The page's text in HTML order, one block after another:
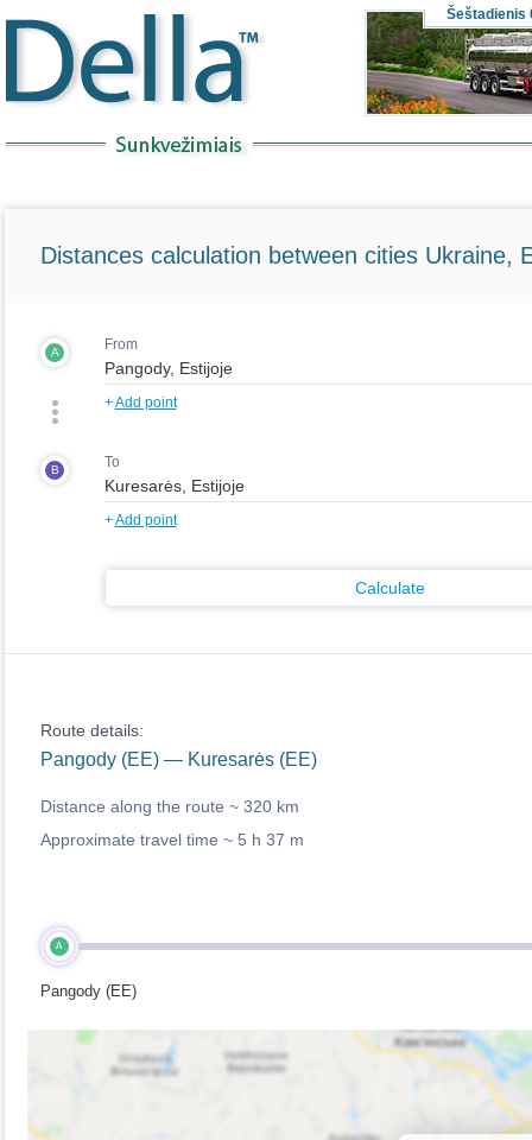
Šeštadienis
Distances calculation between cities Ukraine,
A From
+Add point
B To
+Add point
Calculate
Route details:
Pangody (EE) — Kuresarės (EE)
Distance along the route ~ 320 km
Approximate travel time ~ 5 h 37 m
A
Pangody (EE)